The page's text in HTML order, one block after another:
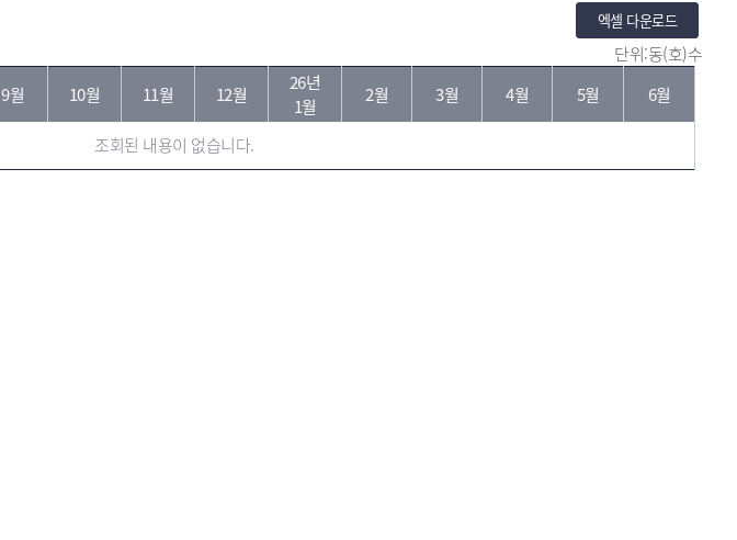
엑셀 다운로드
단위:동(호)수
9월 10월 11월 12월
26년
1월
2월 3월 4월 5월 6월
조회된 내용이 없습니다.